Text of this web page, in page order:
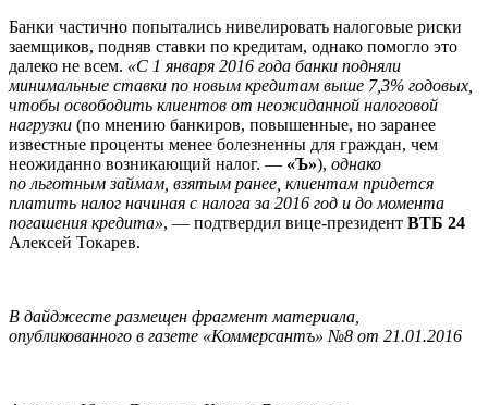
Банки частично попытались нивелировать налоговые риски
заемщиков, подняв ставки по кредитам, однако помогло это
далеко не всем. «С 1 января 2016 года банки подняли
минимальные ставки по новым кредитам выше 7,3% годовых,
чтобы освободить клиентов от неожиданной налоговой
нагрузки (по мнению банкиров, повышенные, но заранее
известные проценты менее болезненны для граждан, чем
неожиданно возникающий налог. — «Ъ»), однако
по льготным займам, взятым ранее, клиентам придется
платить налог начиная с налога за 2016 год и до момента
погашения кредита», — подтвердил вице-президент ВТБ 24
Алексей Токарев.
В дайджесте размещен фрагмент материала,
опубликованного в газете «Коммерсантъ» №8 от 21.01.2016